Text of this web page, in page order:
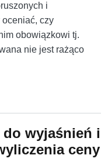
i
oceniać, czy
obowiązkowi tj.
nie jest rażąco
wyjaśnień i
ceny